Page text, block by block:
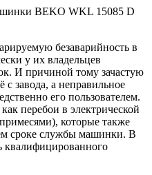
BEKO WKL 15085 D
безаварийность в
у их владельцев
И причиной тому зачастую
завода, а неправильное
его пользователем.
перебои в электрической
которые также
сроке службы машинки. В
квалифицированного